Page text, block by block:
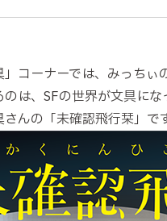
」コーナーでは、みっち
は、SFの世界が文具に
んの「未確認飛行栞」です